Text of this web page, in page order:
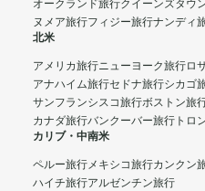
オークランド旅行クイーンズタウ
ヌメア旅行フィジー旅行ナンディ
北米
アメリカ旅行ニューヨーク旅行ロ
アナハイム旅行セドナ旅行シカゴ
サンフランシスコ旅行ボストン旅
カナダ旅行バンクーバー旅行 トロ
カリブ・中南米
ペルー旅行メキシコ旅行カンクン
ハイチ旅行アルゼンチン旅行